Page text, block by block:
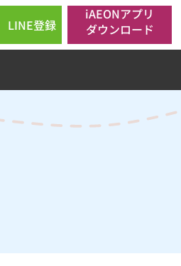
LINE登録
iAEONアプリ
ダウンロード